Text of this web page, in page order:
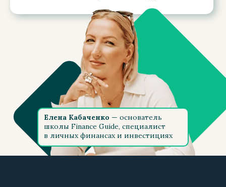
Елена Кабаченко — основатель
школы Finance Guide, специалист
в личных финансах и инвестициях